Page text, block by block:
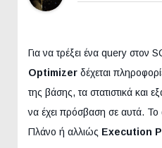
Για να τρέξει ένα query στον
Optimizer δέχεται
της βάσης, τα στατιστικά και
να έχει πρόσβαση σε αυτά. Το
Πλάνο ή αλλιώς Execution